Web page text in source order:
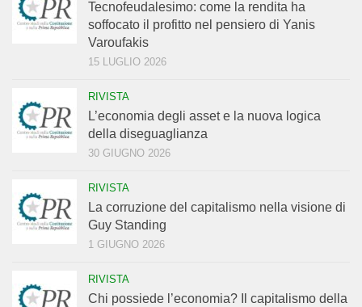
Tecnofeudalesimo: come la rendita ha
soffocato il profitto nel pensiero di Yanis
Varoufakis
15 LUGLIO 2026
RIVISTA
L’economia degli asset e la nuova logica
della diseguaglianza
30 GIUGNO 2026
RIVISTA
La corruzione del capitalismo nella visione di
Guy Standing
1 GIUGNO 2026
RIVISTA
Chi possiede l’economia? Il capitalismo della